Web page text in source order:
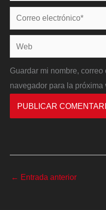
Correo
electrónico*
Web
Guardar mi nombre,
navegador para la
← Entrada anterior